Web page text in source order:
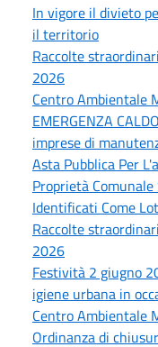
In vigore il divieto
il territorio
Raccolte
2026
Centro Ambientale
EMERGENZA
imprese di
Asta Pubblica Per
Proprietà
Identificati Come
Raccolte
2026
Festività 2 giugno
igiene urbana in
Centro Ambientale
Ordinanza di